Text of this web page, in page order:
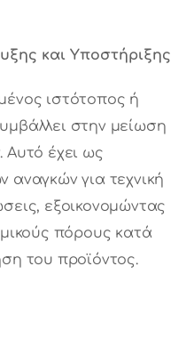
και Υποστήριξης
ιστότοπος ή
στην μείωση
Αυτό έχει ως
για τεχνική
εξοικονομώντας
πόρους κατά
του προϊόντος.